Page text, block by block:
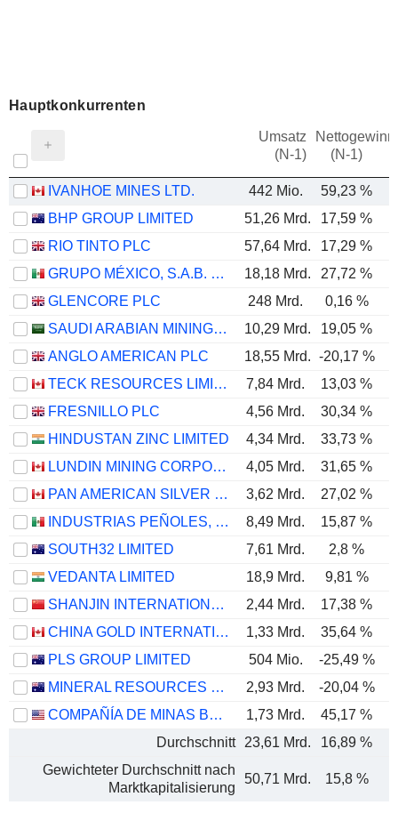
Hauptkonkurrenten
Umsatz
(N-1)
Nettogewinn
(N-1)
IVANHOE MINES LTD. 442 Mio. 59,23 %
BHP GROUP LIMITED
51,26 Mrd. 17,59 %
RIO TINTO PLC
57,64 Mrd. 17,29 %
GRUPO MÉXICO, S.A.B. DE C.V.
18,18 Mrd.
27,72 %
GLENCORE PLC
248 Mrd. 0,16 %
SAUDI ARABIAN MINING COMPANY (MAADEN)
10,29 Mrd. 19,05 %
ANGLO AMERICAN PLC
18,55 Mrd. -20,17 %
TECK RESOURCES LIMITED
7,84 Mrd. 13,03 %
FRESNILLO PLC
4,56 Mrd. 30,34 %
HINDUSTAN ZINC LIMITED
4,34 Mrd. 33,73 %
LUNDIN MINING CORPORATION
4,05 Mrd. 31,65 %
PAN AMERICAN SILVER CORP.
3,62 Mrd. 27,02 %
INDUSTRIAS PEÑOLES, S.A.B. DE C.V.
8,49 Mrd. 15,87 %
SOUTH32 LIMITED
7,61 Mrd. 2,8 %
VEDANTA LIMITED
18,9 Mrd. 9,81 %
SHANJIN INTERNATIONAL GOLD CO., LTD.
2,44 Mrd. 17,38 %
CHINA GOLD INTERNATIONAL RESOURCES CORP. LTD.
1,33 Mrd. 35,64 %
PLS GROUP LIMITED
504 Mio. -25,49 %
MINERAL RESOURCES LIMITED
2,93 Mrd.
-20,04 %
COMPAÑÍA DE MINAS BUENAVENTURA S.A.A.
1,73 Mrd. 45,17 %
Durchschnitt
23,61 Mrd. 16,89 %
Gewichteter Durchschnitt nach
Marktkapitalisierung
50,71 Mrd. 15,8 %